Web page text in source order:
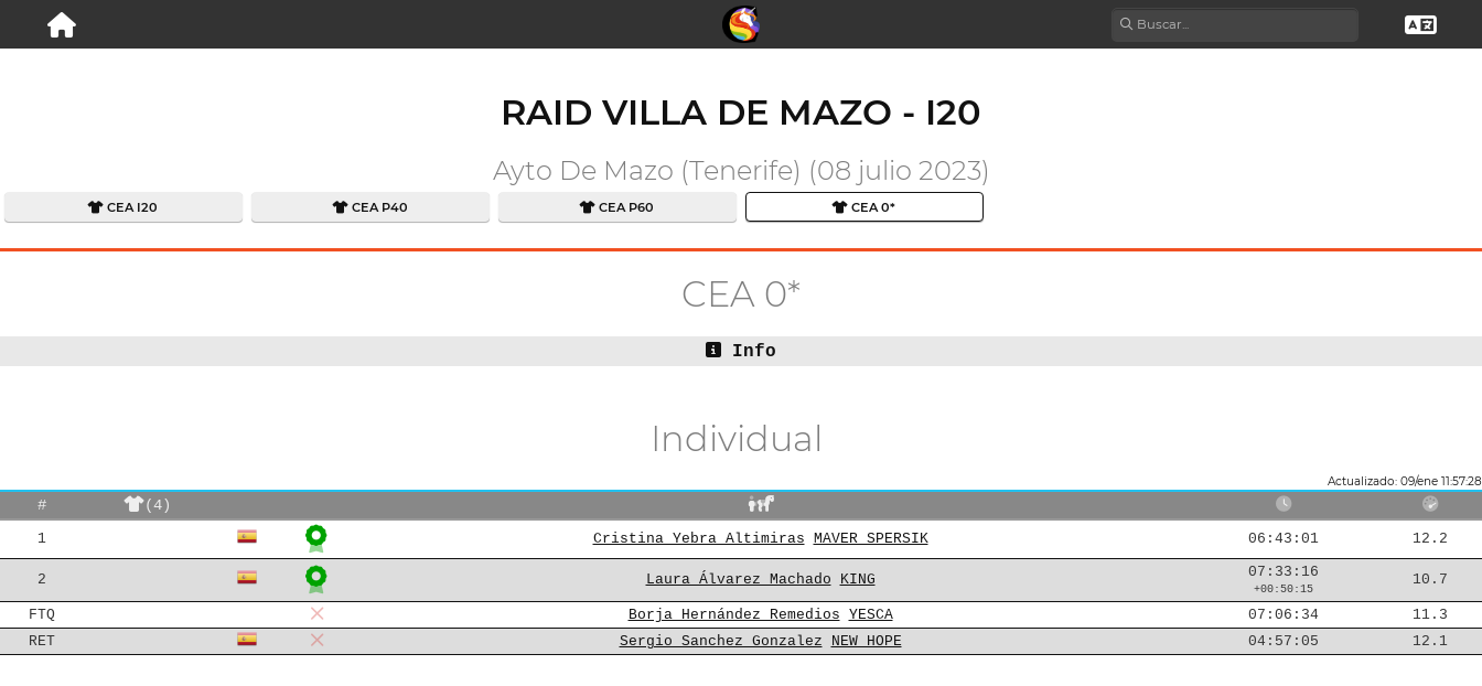
RAID VILLA DE MAZO - I20
Ayto De Mazo (Tenerife) (08 julio 2023)
CEA I20 CEA P40 CEA P60 CEA 0*
CEA 0*
Info
Individual
Actualizado: 09/ene 11:57:28
# (4)
1 Cristina Yebra Altimiras MAVER SPERSIK 06:43:01 12.2
2 Laura Álvarez Machado KING 07:33:16
+00:50:15
10.7
FTQ Borja Hernández Remedios YESCA 07:06:34
11.3
RET
Sergio Sanchez Gonzalez NEW HOPE 04:57:05 12.1